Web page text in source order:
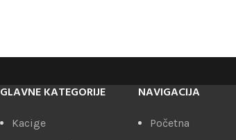
GLAVNE KATEGORIJE
Kacige
NAVIGACIJA
Početna